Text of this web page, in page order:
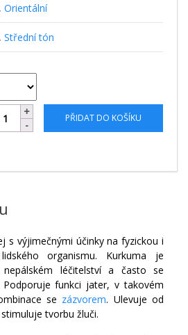
Orientální
, Střední tón
PŘIDAT DO KOŠÍKU
s výjimečnými účinky na fyzickou i
organismu. Kurkuma je
léčitelství a často se
funkci jater, v takovém
se zázvorem. Ulevuje od
tvorbu žluči.